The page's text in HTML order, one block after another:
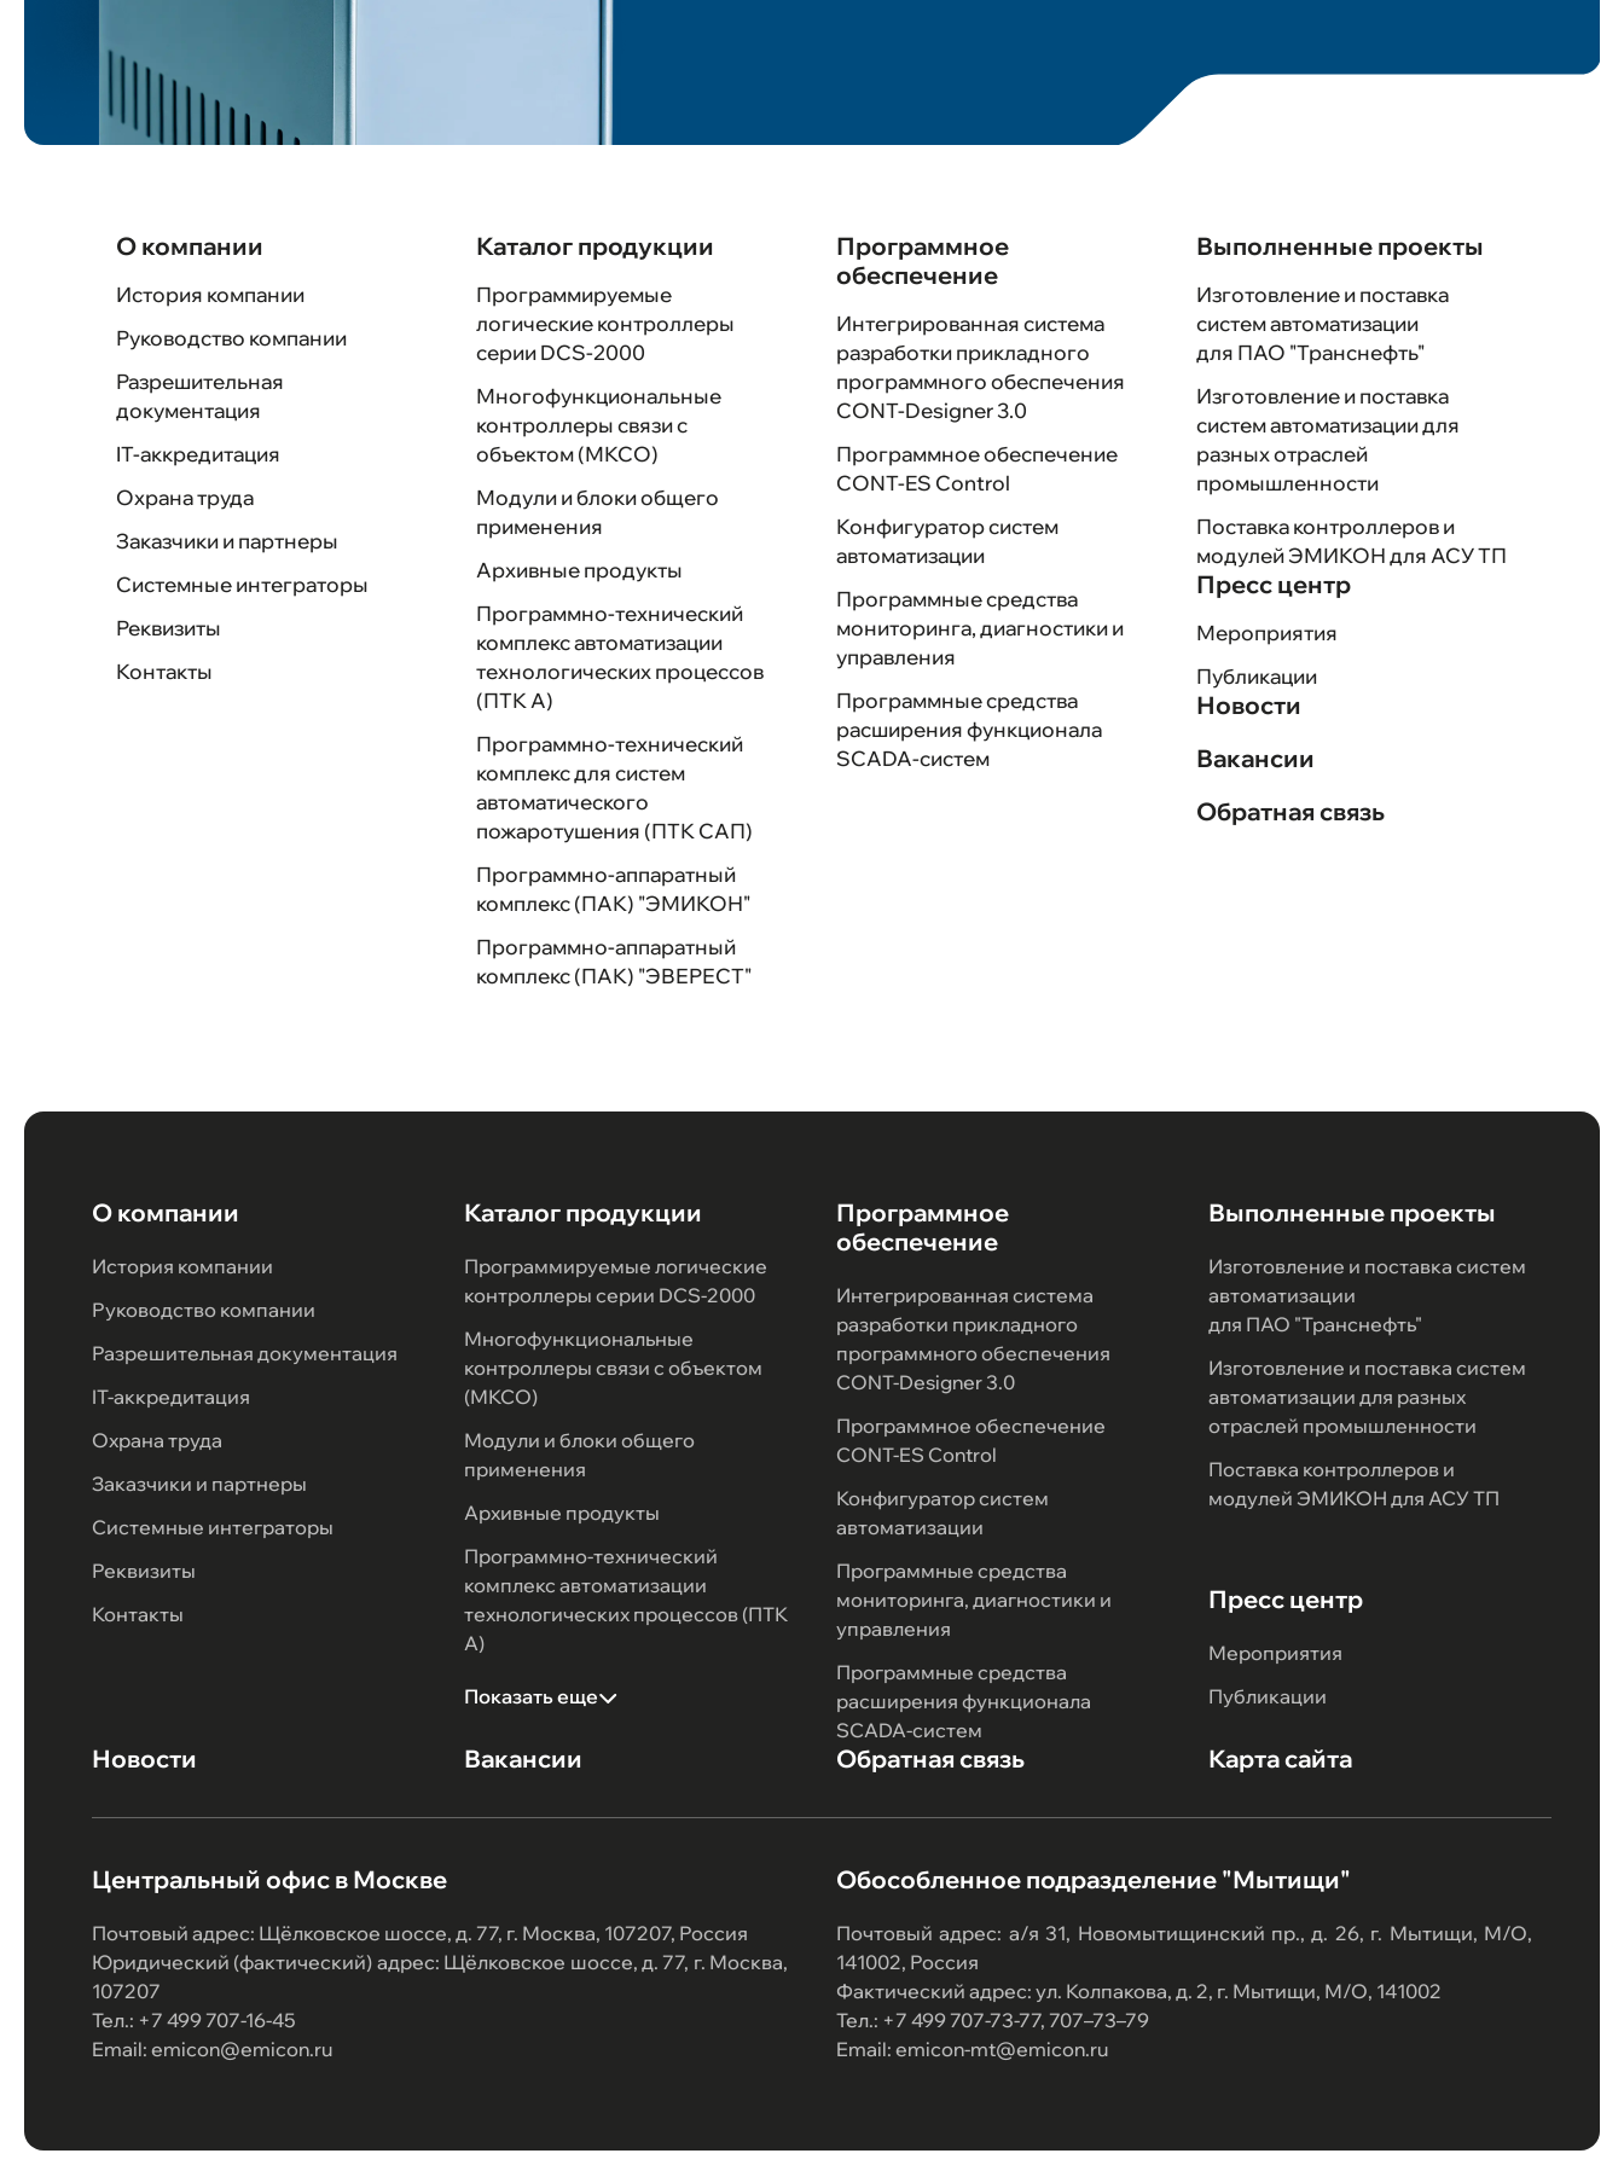
комплекс (ПАК) "ЭВЕРЕСТ"
Выполненные проекты
Карта сайта
Техподдержка
О компании
История компании
Руководство компании
Разрешительная
документация
IT-аккредитация
Охрана труда
Заказчики и партнеры
Системные интеграторы
Реквизиты
Контакты
Каталог продукции
Программируемые
логические контроллеры
серии DCS-2000
Многофункциональные
контроллеры связи с
объектом (МКСО)
Модули и блоки общего
применения
Архивные продукты
Программно-технический
комплекс автоматизации
технологических процессов
(ПТК А)
Программно-технический
комплекс для систем
автоматического
пожаротушения (ПТК САП)
Программно-аппаратный
комплекс (ПАК) "ЭМИКОН"
Программно-аппаратный
комплекс (ПАК) "ЭВЕРЕСТ"
Программное
обеспечение
Интегрированная система
разработки прикладного
программного обеспечения
CONT-Designer 3.0
Программное обеспечение
CONT-ES Control
Конфигуратор систем
автоматизации
Программные средства
мониторинга, диагностики и
управления
Программные средства
расширения функционала
SCADA-систем
Выполненные проекты
Изготовление и поставка
систем автоматизации
для ПАО "Транснефть"
Изготовление и поставка
систем автоматизации для
разных отраслей
промышленности
Поставка контроллеров и
модулей ЭМИКОН для АСУ ТП
Пресс центр
Мероприятия
Публикации
Новости
Вакансии
Обратная связь
О компании
История компании
Руководство компании
Разрешительная документация
IT-аккредитация
Охрана труда
Заказчики и партнеры
Системные интеграторы
Реквизиты
Контакты
Каталог продукции
Программируемые логические
контроллеры серии DCS-2000
Многофункциональные
контроллеры связи с объектом
(МКСО)
Модули и блоки общего
применения
Архивные продукты
Программно-технический
комплекс автоматизации
технологических процессов (ПТК
А)
Показать еще
Программное
обеспечение
Интегрированная система
разработки прикладного
программного обеспечения
CONT-Designer 3.0
Программное обеспечение
CONT-ES Control
Конфигуратор систем
автоматизации
Программные средства
мониторинга, диагностики и
управления
Программные средства
расширения функционала
SCADA-систем
Выполненные проекты
Изготовление и поставка систем
автоматизации
для ПАО "Транснефть"
Изготовление и поставка систем
автоматизации для разных
отраслей промышленности
Поставка контроллеров и
модулей ЭМИКОН для АСУ ТП
Пресс центр
Мероприятия
Публикации
Новости Вакансии Обратная связь Карта сайта
Центральный офис в Москве
Почтовый адрес: Щёлковское шоссе, д. 77, г. Москва, 107207, Россия
Юридический (фактический) адрес: Щёлковское шоссе, д. 77, г. Москва,
107207
Тел.: +7 499 707-16-45
Email: emicon@emicon.ru
Обособленное подразделение "Мытищи"
Почтовый адрес: а/я 31, Новомытищинский пр., д. 26, г. Мытищи, М/О,
141002, Россия
Фактический адрес: ул. Колпакова, д. 2, г. Мытищи, М/О, 141002
Тел.: +7 499 707-73-77, 707–73–79
Email: emicon-mt@emicon.ru